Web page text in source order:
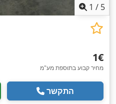
1 / 5
‏1 ‏€
מחיר קבוע בתוספת מע"מ
התקשר